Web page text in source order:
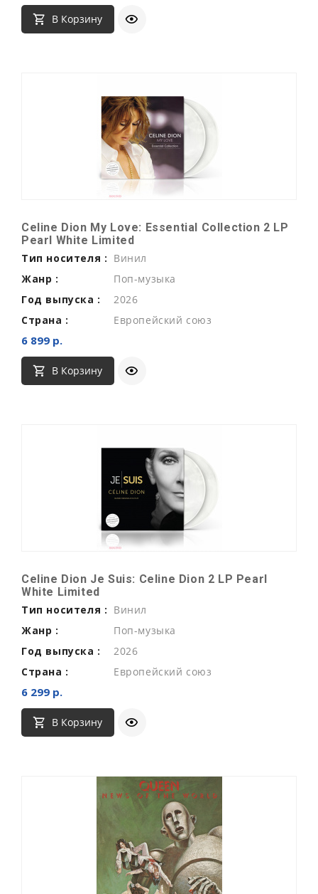
В Корзину
Celine Dion My Love: Essential Collection 2 LP
Pearl White Limited
Тип носителя : Винил
Жанр :
Поп-музыка
Год выпуска :
2026
Страна :
Европейский союз
6 899 р.
В Корзину
Celine Dion Je Suis: Celine Dion 2 LP Pearl
White Limited
Тип носителя : Винил
Жанр :
Поп-музыка
Год выпуска :
2026
Страна :
Европейский союз
6 299 р.
В Корзину